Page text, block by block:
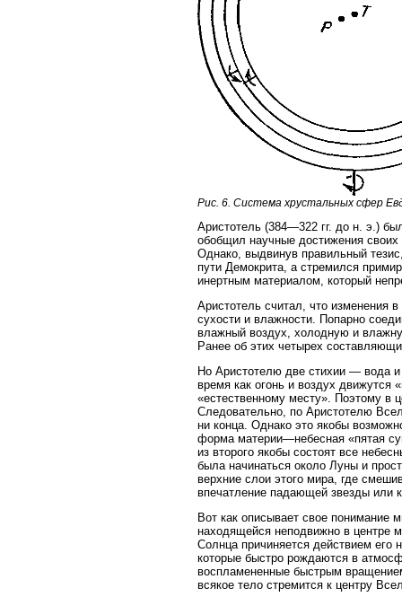
Рис. 6. Система хрустальных сфер
Аристотель (384—322 гг. до н. э.)
обобщил научные достижения
Однако, выдвинув правильный
пути Демокрита, а стремился
инертным материалом, который
Аристотель считал, что изменения
сухости и влажности. Попарно
влажный воздух, холодную и
Ранее об этих четырех
Но Аристотелю две стихии — вода и
время как огонь и воздух движутся
«естественному месту». Поэтому в
Следовательно, по Аристотелю
ни конца. Однако это якобы
форма материи—небесная «пятая
из второго якобы состоят все
была начинаться около Луны и
верхние слои этого мира, где
впечатление падающей звезды или
Вот как описывает свое понимание
находящейся неподвижно в центре
Солнца причиняется действием
которые быстро рождаются в
воспламененные быстрым
всякое тело стремится к центру